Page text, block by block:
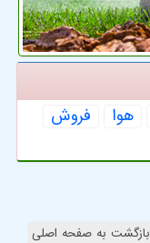
هوا
فروش
بازگشت به صفحه اصلی